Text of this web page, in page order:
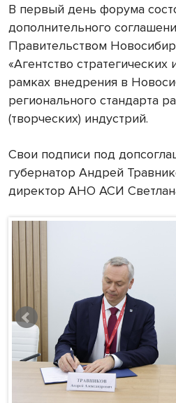
В первый день форума
дополнительного
Правительством
«Агентство
рамках внедрения в
регионального стандарта
(творческих) индустрий.
Свои подписи под
губернатор Андрей
директор АНО АСИ